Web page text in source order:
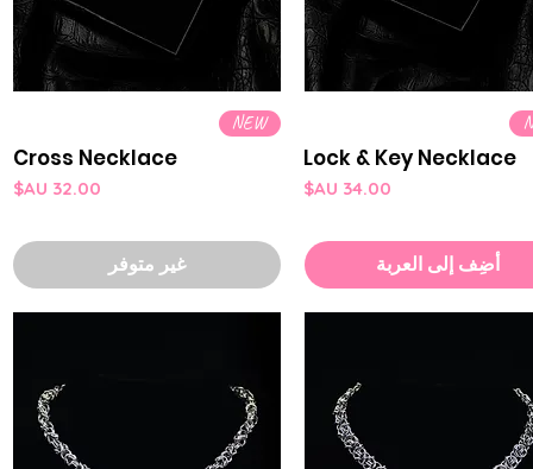
Lock & Key Necklace
السعر
أضِف إلى العربة
NEW
Cross Necklace
السعر
غير متوفر